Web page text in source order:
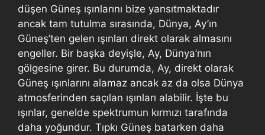
düşen Güneş ışınlarını bize yansıtmaktadır
ancak tam tutulma sırasında, Dünya, Ay’ın
Güneş’ten gelen ışınları direkt olarak almasını
engeller. Bir başka deyişle, Ay, Dünya’nın
gölgesine girer. Bu durumda, Ay, direkt olarak
Güneş ışınlarını alamaz ancak az da olsa Dünya
atmosferinden saçılan ışınları alabilir. İşte bu
ışınlar, genelde spektrumun kırmızı tarafında
daha yoğundur. Tıpkı Güneş batarken daha